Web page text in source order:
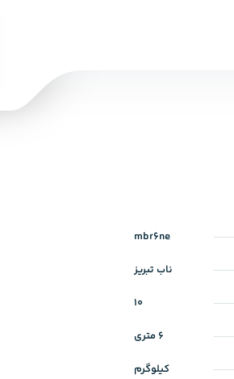
mbr6ne
ناب تبریز
10
6 متری
کیلوگرم